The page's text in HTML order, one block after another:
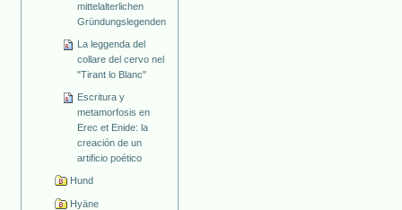
mittelalterlichen
Gründungslegenden
La leggenda del
collare del cervo nel
"Tirant lo Blanc"
Escritura y
metamorfosis en
Erec et Enide: la
creación de un
artificio poético
Hund
Hyäne